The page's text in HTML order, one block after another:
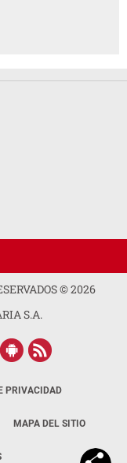
©2026
S.A.
PRIVACIDAD
MAPA DEL SITIO